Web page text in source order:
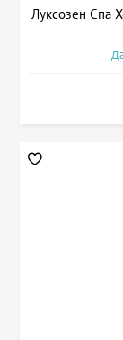
Луксозен Спа